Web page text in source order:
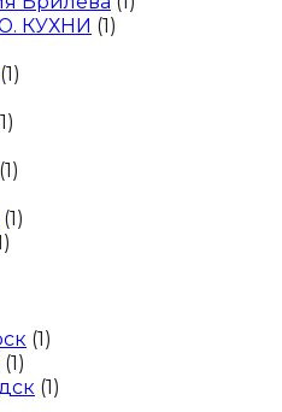
КУХНИ (1)
(1)
1)
(1)
(1)
)
(1)
(1)
(1)